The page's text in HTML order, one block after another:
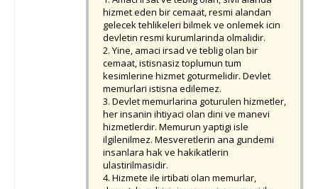
hizmet eden bir cemaat, resmi alandan
gelecek tehlikeleri bilmek ve onlemek icin
devletin resmi kurumlarinda olmalidir.
2. Yine, amaci irsad ve teblig olan bir
cemaat, istisnasiz toplumun tum
kesimlerine hizmet goturmelidir. Devlet
memurlari istisna edilemez.
3. Devlet memurlarina goturulen hizmetler,
her insanin ihtiyaci olan dini ve manevi
hizmetlerdir. Memurun yaptigi isle
ilgilenilmez. Mesveretlerin ana gundemi
insanlara hak ve hakikatlerin
ulastirilmasidir.
4. Hizmete ile irtibati olan memurlar,